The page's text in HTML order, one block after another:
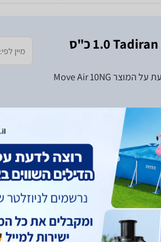
הייה הראשון לדרג מוצר זה על מוצר ‏מזגן נייד Tadiran Move Air 10NG ‏1.0 ‏כ"ס
מיין לפי:
על המוצרMove Air 10NG